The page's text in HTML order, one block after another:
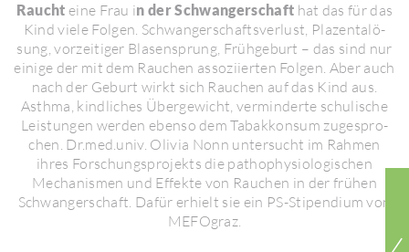
Raucht eine Frau in der Schwangerschaft hat das für das
Kind viele Folgen. Schwan­ger­schafts­ver­lust, Plazen­talö­
sung, vorzei­tiger Blasen­sprung, Früh­ge­burt – das sind nur
einige der mit dem Rauchen asso­zi­ierten Folgen. Aber auch
nach der Geburt wirkt sich Rauchen auf das Kind aus.
Asthma, kind­li­ches Überge­wicht, vermin­derte schu­li­sche
Leis­tungen werden ebenso dem Tabak­konsum zuge­spro­
chen. Dr.med.univ. Olivia Nonn unter­sucht im Rahmen
ihres Forschungs­pro­jekts die patho­phy­sio­lo­gi­schen
Mecha­nismen und Effekte von Rauchen in der frühen
Schwan­ger­schaft. Dafür erhielt sie ein PS-Stipen­dium von
MEFO­graz.